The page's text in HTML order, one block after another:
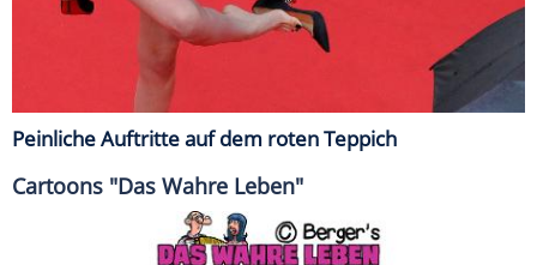
Peinliche Auftritte auf dem roten Teppich
Cartoons "Das Wahre Leben"